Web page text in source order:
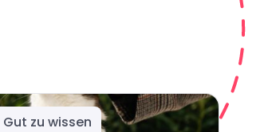
Gut zu wissen